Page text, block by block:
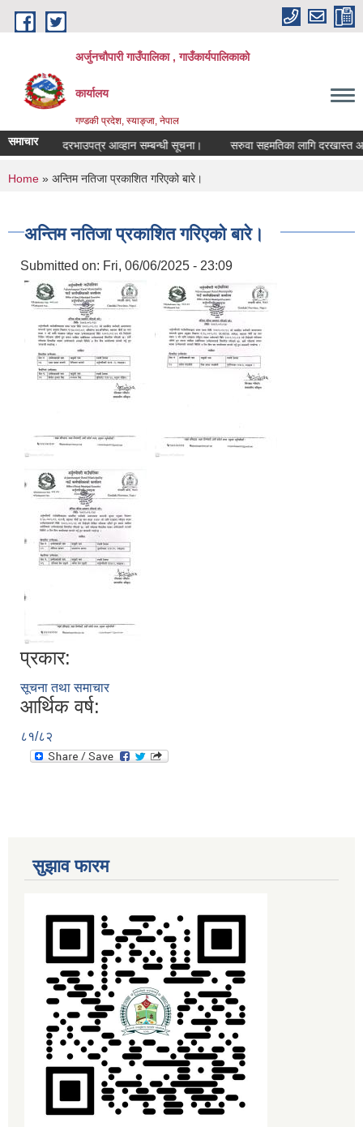
Skip to main content
अर्जुनचौपारी गाउँपालिका , गाउँकार्यपालिकाको
कार्यालय
गण्डकी प्रदेश, स्याङ्जा, नेपाल
समाचार
सिलबन्दी दरभाउपत्र आव्हान सम्बन्धी सूचना। सरुवा सहमतिका लागि दरखास्त आव्हान
You are here
Home » अन्तिम नतिजा प्रकाशित गरिएको बारे।
अन्तिम नतिजा प्रकाशित गरिएको बारे।
Submitted on: Fri, 06/06/2025 - 23:09
प्रकार:
सूचना तथा समाचार
आर्थिक वर्ष:
८१/८२
सुझाव फारम